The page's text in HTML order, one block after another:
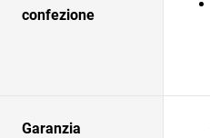
confezione
Garanzia